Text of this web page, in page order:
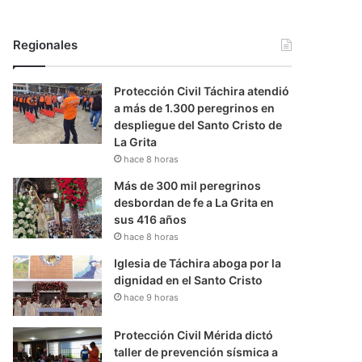
Regionales
Protección Civil Táchira atendió
a más de 1.300 peregrinos en
despliegue del Santo Cristo de
La Grita
hace 8 horas
Más de 300 mil peregrinos
desbordan de fe a La Grita en
sus 416 años
hace 8 horas
Iglesia de Táchira aboga por la
dignidad en el Santo Cristo
hace 9 horas
Protección Civil Mérida dictó
taller de prevención sísmica a